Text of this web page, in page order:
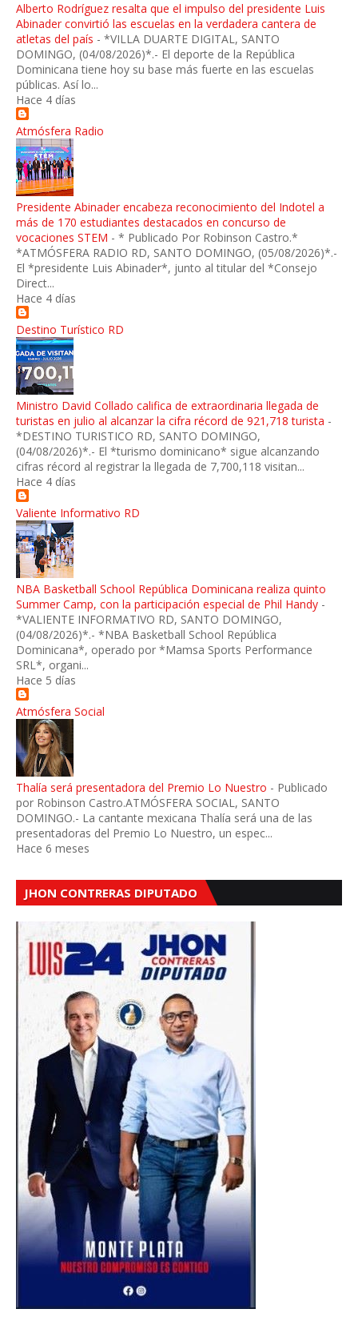
Alberto Rodríguez resalta que el impulso del presidente Luis
Abinader convirtió las escuelas en la verdadera cantera de
atletas del país - *VILLA DUARTE DIGITAL, SANTO
DOMINGO, (04/08/2026)*.- El deporte de la República
Dominicana tiene hoy su base más fuerte en las escuelas
públicas. Así lo...
Hace 4 días
Atmósfera Radio
Presidente Abinader encabeza reconocimiento del Indotel a
más de 170 estudiantes destacados en concurso de
vocaciones STEM - * Publicado Por Robinson Castro.*
*ATMÓSFERA RADIO RD, SANTO DOMINGO, (05/08/2026)*.-
El *presidente Luis Abinader*, junto al titular del *Consejo
Direct...
Hace 4 días
Destino Turístico RD
Ministro David Collado califica de extraordinaria llegada de
turistas en julio al alcanzar la cifra récord de 921,718 turista -
*DESTINO TURISTICO RD, SANTO DOMINGO,
(04/08/2026)*.- El *turismo dominicano* sigue alcanzando
cifras récord al registrar la llegada de 7,700,118 visitan...
Hace 4 días
Valiente Informativo RD
NBA Basketball School República Dominicana realiza quinto
Summer Camp, con la participación especial de Phil Handy -
*VALIENTE INFORMATIVO RD, SANTO DOMINGO,
(04/08/2026)*.- *NBA Basketball School República
Dominicana*, operado por *Mamsa Sports Performance
SRL*, organi...
Hace 5 días
Atmósfera Social
Thalía será presentadora del Premio Lo Nuestro - Publicado
por Robinson Castro.ATMÓSFERA SOCIAL, SANTO
DOMINGO.- La cantante mexicana Thalía será una de las
presentadoras del Premio Lo Nuestro, un espec...
Hace 6 meses
JHON CONTRERAS DIPUTADO